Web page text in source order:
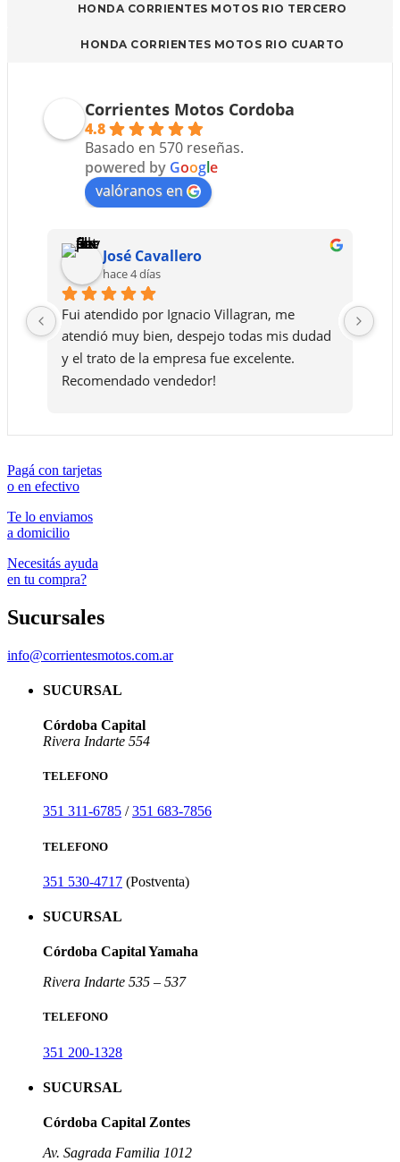
HONDA CORRIENTES MOTOS RIO TERCERO
HONDA CORRIENTES MOTOS RIO CUARTO
Corrientes Motos Cordoba
4.8
Basado en 570 reseñas.
powered by Google
valóranos en
José Cavallero
hace 4 días
Fui atendido por Ignacio Villagran, me
atendió muy bien, despejo todas mis dudad
y el trato de la empresa fue excelente.
Recomendado vendedor!
Pagá con tarjetas
o en efectivo
Te lo enviamos
a domicilio
Necesitás ayuda
en tu compra?
Sucursales
info@corrientesmotos.com.ar
SUCURSAL
Córdoba Capital
Rivera Indarte 554
TELEFONO
351 311-6785 /351 683-7856
TELEFONO
351 530-4717 (Postventa)
SUCURSAL
Córdoba Capital Yamaha
Rivera Indarte 535 – 537
TELEFONO
351 200-1328
SUCURSAL
Córdoba Capital Zontes
Av. Sagrada Familia 1012